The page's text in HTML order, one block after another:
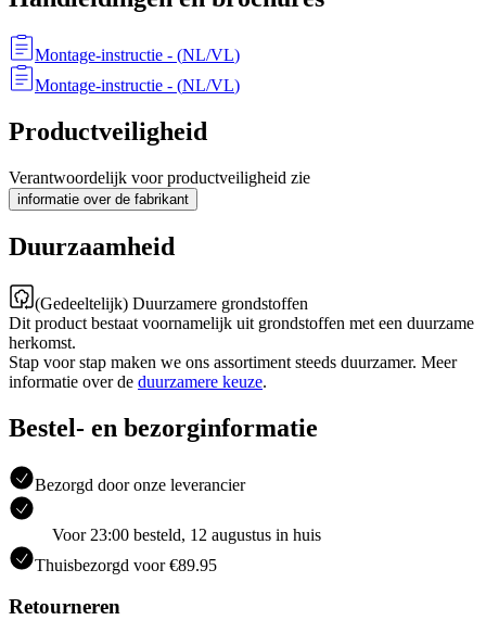
Montage-instructie - (NL/VL)
Montage-instructie - (NL/VL)
Productveiligheid
Verantwoordelijk voor productveiligheid zie
informatie over de fabrikant
Duurzaamheid
(Gedeeltelijk) Duurzamere grondstoffen
Dit product bestaat voornamelijk uit grondstoffen met een duurzame
herkomst.
Stap voor stap maken we ons assortiment steeds duurzamer. Meer
informatie over de duurzamere keuze.
Bestel- en bezorginformatie
Bezorgd door onze leverancier
Voor 23:00 besteld, 12 augustus in huis
Thuisbezorgd voor €89.95
Retourneren